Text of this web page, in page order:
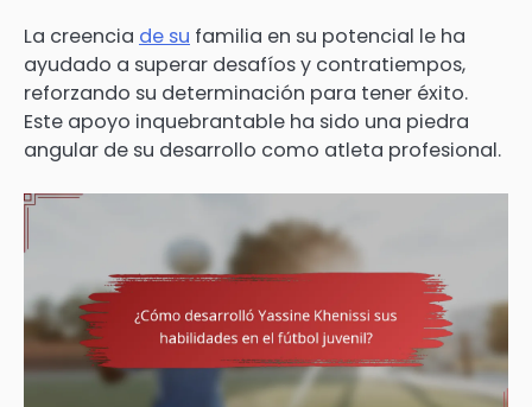
La creencia de su familia en su potencial le ha
ayudado a superar desafíos y contratiempos,
reforzando su determinación para tener éxito.
Este apoyo inquebrantable ha sido una piedra
angular de su desarrollo como atleta profesional.